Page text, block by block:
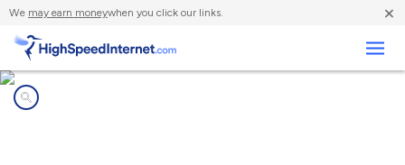
We may earn moneywhen you click our links. ×